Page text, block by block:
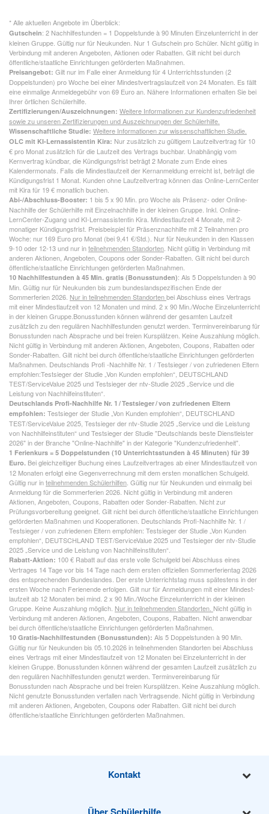
*Alle aktuellen Angebote im Überblick:
Gutschein: 2 Nachhilfestunden = 1 Doppelstunde à 90 Minuten Einzelunterricht in der
kleinen Gruppe. Gültig nur für Neukunden. Nur 1 Gutschein pro Schüler. Nicht gültig in
Verbindung mit anderen Angeboten, Aktionen oder Rabatten. Gilt nicht bei durch
öffentliche/staatliche Einrichtungen geförderten Maßnahmen.
Preisangebot: Gilt nur im Falle einer Anmeldung für 4 Unterrichtsstunden (2
Doppelstunden) pro Woche bei einer Mindestvertragslaufzeit von 24 Monaten. Es fällt
eine einmalige Anmeldegebühr von 69 Euro an. Nähere Informationen erhalten Sie bei
Ihrer örtlichen Schülerhilfe.
Zertifizierungen/Auszeichnungen: Weitere Informationen zur Kundenzufriedenheit
sowie zu unseren Zertifizierungen und Auszeichnungen der Schülerhilfe.
Wissenschaftliche Studie: Weitere Informationen zur wissenschaftlichen Studie.
OLC mit KI-Lernassistentin Kira: Nur zusätzlich zu gültigem Laufzeitvertrag für 10
€ pro Monat zusätzlich für die Laufzeit des Vertrags buchbar. Unabhängig vom
Kernvertrag kündbar, die Kündigungsfrist beträgt 2 Monate zum Ende eines
Kalendermonats. Falls die Mindestlaufzeit der Kernanmeldung erreicht ist, beträgt die
Kündigungsfrist 1 Monat. Kunden ohne Laufzeitvertrag können das Online-LernCenter
mit Kira für 19 € monatlich buchen.
Abi-/Abschluss-Booster: 1 bis 5 x 90 Min. pro Woche als Präsenz- oder Online-
Nachhilfe der Schülerhilfe mit Einzelnachhilfe in der kleinen Gruppe. Inkl. Online-
LernCenter-Zugang und KI-Lernassistentin Kira. Mindestlaufzeit 4 Monate, mit 2-
monatiger Kündigungsfrist. Preisbeispiel für Präsenznachhilfe mit 2 Teilnahmen pro
Woche: nur 169 Euro pro Monat (bei 9,41 €/Std.). Nur für Neukunden in den Klassen
9-10 oder 12-13 und nur inteilnehmenden Standorten . Nicht gültig in Verbindung mit
anderen Aktionen, Angeboten, Coupons oder Sonder-Rabatten. Gilt nicht bei durch
öffentliche/staatliche Einrichtungen geförderten Maßnahmen.
10 Nachhilfestunden à 45 Min. gratis (Bonusstunden): Als 5 Doppelstunden à 90
Min. Gültig nur für Neukunden bis zum bundeslandspezifischen Ende der
Sommerferien 2026. Nur in teilnehmenden Standortenbei Abschluss eines Vertrags
mit einer Mindestlaufzeit von 12 Monaten und mind. 2 x 90 Min./Woche Einzelunterricht
in der kleinen Gruppe.Bonusstunden können während der gesamten Laufzeit
zusätzlich zu den regulären Nachhilfestunden genutzt werden. Terminvereinbarung für
Bonusstunden nach Absprache und bei freien Kursplätzen. Keine Auszahlung möglich.
Nicht gültig in Verbindung mit anderen Aktionen, Angeboten, Coupons, Rabatten oder
Sonder-Rabatten. Gilt nicht bei durch öffentliche/staatliche Einrichtungen geförderten
Maßnahmen. Deutschlands Profi -Nachhilfe Nr. 1 / Testsieger / von zufriedenen Eltern
empfohlen:Testsieger der Studie „Von Kunden empfohlen“, DEUTSCHLAND
TEST/ServiceValue 2025 und Testsieger der ntv-Studie 2025 „Service und die
Leistung von Nachhilfeinstituten“.
Deutschlands Profi-Nachhilfe Nr. 1 / Testsieger / von zufriedenen Eltern
empfohlen: Testsieger der Studie „Von Kunden empfohlen“, DEUTSCHLAND
TEST/ServiceValue 2025, Testsieger der ntv-Studie 2025 „Service und die Leistung
von Nachhilfeinstituten“ und Testsieger der Studie "Deutschlands beste Dienstleister
2026" in der Branche "Online-Nachhilfe" in der Kategorie "Kundenzufriedenheit".
1 Ferienkurs = 5 Doppelstunden (10 Unterrichtsstunden à 45 Minuten) für 39
Euro. Bei gleichzeitiger Buchung eines Laufzeitvertrages ab einer Mindestlaufzeit von
12 Monaten erfolgt eine Gegenverrechnung mit dem ersten monatlichen Schulgeld.
Gültig nur inteilnehmenden Schülerhilfen . Gültig nur für Neukunden und einmalig bei
Anmeldung für die Sommerferien 2026. Nicht gültig in Verbindung mit anderen
Aktionen, Angeboten, Coupons, Rabatten oder Sonder-Rabatten. Nicht zur
Prüfungsvorbereitung geeignet. Gilt nicht bei durch öffentliche/staatliche Einrichtungen
geförderten Maßnahmen und Kooperationen. Deutschlands Profi-Nachhilfe Nr. 1 /
Testsieger / von zufriedenen Eltern empfohlen: Testsieger der Studie „Von Kunden
empfohlen“, DEUTSCHLAND TEST/ServiceValue 2025 und Testsieger der ntv-Studie
2025 „Service und die Leistung von Nachhilfeinstituten“.
Rabatt-Aktion: 100 € Rabatt auf das erste volle Schulgeld bei Abschluss eines
Vertrages 14 Tage vor bis 14 Tage nach dem ersten offiziellen Sommerferientag 2026
des entsprechenden Bundeslandes. Der erste Unterrichtstag muss spätestens in der
ersten Woche nach Ferienende erfolgen. Gilt nur für Anmeldungen mit einer Mindest­
laufzeit ab 12 Monaten bei mind. 2 x 90 Min./Woche Einzelunterricht in der kleinen
Gruppe. Keine Auszahlung möglich. Nur in teilnehmenden Standorten. Nicht gültig in
Verbindung mit anderen Aktionen, Angeboten, Coupons, Rabatten. Nicht anwendbar
bei durch öffentliche/staatliche Einrichtungen geförderten Maßnahmen.
10 Gratis-Nachhilfestunden (Bonusstunden): Als 5 Doppelstunden à 90 Min.
Gültig nur für Neukunden bis 05.10.2026 in teilnehmenden Standorten bei Abschluss
eines Vertrags mit einer Mindestlaufzeit von 12 Monaten bei Einzelunterricht in der
kleinen Gruppe. Bonusstunden können während der gesamten Laufzeit zusätzlich zu
den regulären Nachhilfestunden genutzt werden. Terminvereinbarung für
Bonusstunden nach Absprache und bei freien Kursplätzen. Keine Auszahlung möglich.
Nicht genutzte Bonusstunden verfallen nach Vertragsende. Nicht gültig in Verbindung
mit anderen Aktionen, Angeboten, Coupons oder Rabatten. Gilt nicht bei durch
öffentliche/staatliche Einrichtungen geförderten Maßnahmen.
Kontakt
Über Schülerhilfe